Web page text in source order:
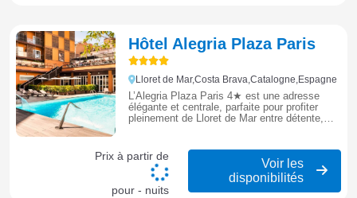
Hôtel Alegria Plaza Paris
Lloret de Mar,Costa Brava,Catalogne,Espagne
L’Alegria Plaza Paris 4★ est une adresse
élégante et centrale, parfaite pour profiter
pleinement de Lloret de Mar entre détente,
Prix à partir de
pour - nuits
Voir les
disponibilités